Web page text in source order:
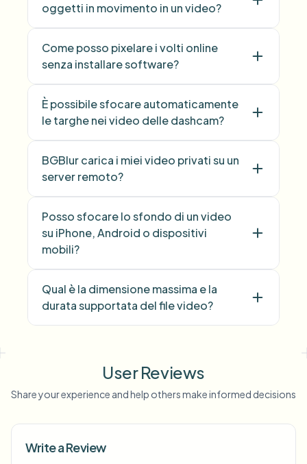
oggetti in movimento in un video?
Come posso pixelare i volti online
senza installare software?
È possibile sfocare automaticamente
le targhe nei video delle dashcam?
BGBlur carica i miei video privati su un
server remoto?
Posso sfocare lo sfondo di un video
su iPhone, Android o dispositivi
mobili?
Qual è la dimensione massima e la
durata supportata del file video?
User Reviews
Share your experience and help others make informed decisions
Write a Review